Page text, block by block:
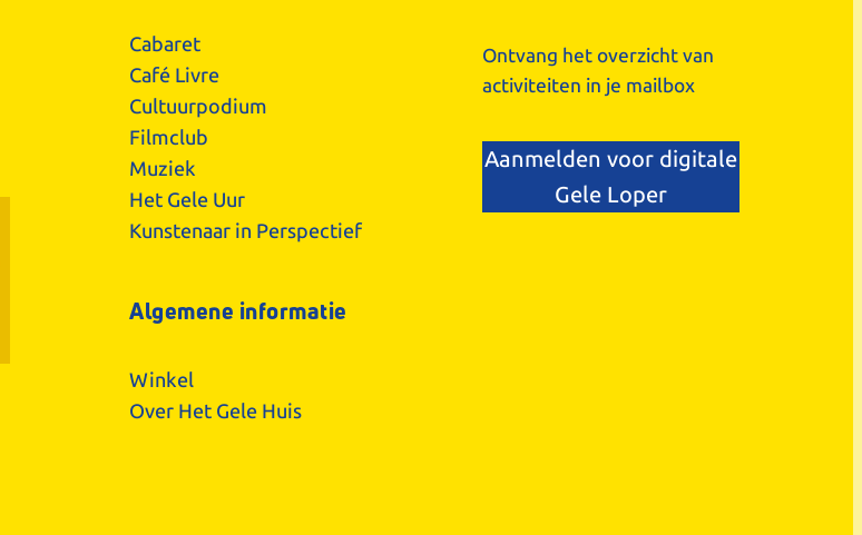
Cabaret
Café Livre
Cultuurpodium
Filmclub
Muziek
Het Gele Uur
Kunstenaar in Perspectief
Algemene informatie
Winkel
Over Het Gele Huis
Ontvang het overzicht van
activiteiten in je mailbox
Aanmelden voor digitale
Gele Loper